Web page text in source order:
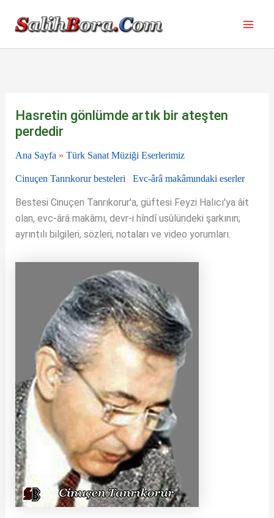
Hasretin gönlümde artık bir ateşten
perdedir
Ana Sayfa » Türk Sanat Müziği Eserlerimiz
Cinuçen Tanrıkorur besteleri Evc-ârâ makâmındaki eserler
Bestesi Cinuçen Tanrıkorur'a, güftesi Feyzi Halıcı'ya âit
olan, evc-ârâ makâmı, devr-i hîndî usûlündeki şarkının;
ayrıntılı bilgileri, sözleri, notaları ve video yorumları.